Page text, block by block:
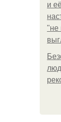
и
"не